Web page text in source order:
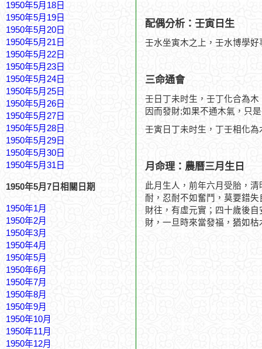
1950年5月18日
1950年5月19日
1950年5月20日
1950年5月21日
1950年5月22日
1950年5月23日
1950年5月24日
1950年5月25日
1950年5月26日
1950年5月27日
1950年5月28日
1950年5月29日
1950年5月30日
1950年5月31日
1950年5月7日相關日期
1950年1月
1950年2月
1950年3月
1950年4月
1950年5月
1950年6月
1950年7月
1950年8月
1950年9月
1950年10月
1950年11月
1950年12月
配偶分析：壬寅日生
壬水坐寅木之上，壬水博學
三命通會
壬日丁未时生，壬丁化合為
因而發財;如果不通木氣，只
壬寅日丁未时生，丁壬相化
月命理：農曆三月生日
此月生人，前年六月受胎，
耐，忍耐不如奮鬥，莫要錯
財往，有虛元實；四十歲後
財，一旦時來當發福，猶如枯